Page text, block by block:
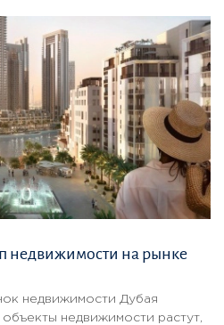
недвижимости на рынке
недвижимости Дубая
недвижимости растут,